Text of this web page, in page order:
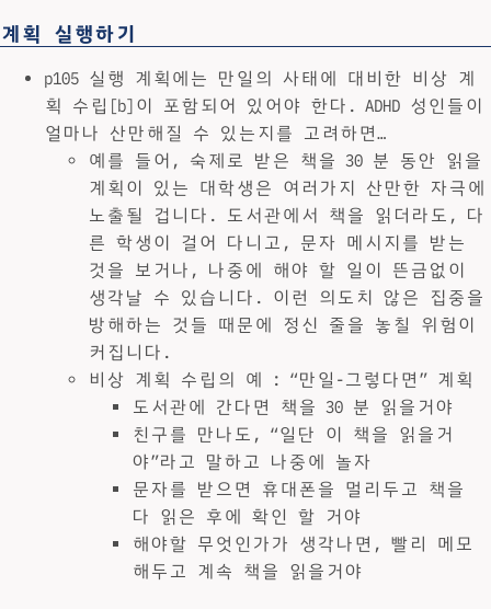
계획 실행하기
p105 실행 계획에는 만일의 사태에 대비한 비상 계
획 수립[b]이 포함되어 있어야 한다. ADHD 성인들이
얼마나 산만해질 수 있는지를 고려하면…
예를 들어, 숙제로 받은 책을 30 분 동안 읽을
계획이 있는 대학생은 여러가지 산만한 자극에
노출될 겁니다. 도서관에서 책을 읽더라도, 다
른 학생이 걸어 다니고, 문자 메시지를 받는
것을 보거나, 나중에 해야 할 일이 뜬금없이
생각날 수 있습니다. 이런 의도치 않은 집중을
방해하는 것들 때문에 정신 줄을 놓칠 위험이
커집니다.
비상 계획 수립의 예 : “만일-그렇다면” 계획
도서관에 간다면 책을 30 분 읽을거야
친구를 만나도, “일단 이 책을 읽을거
야”라고 말하고 나중에 놀자
문자를 받으면 휴대폰을 멀리두고 책을
다 읽은 후에 확인 할 거야
해야할 무엇인가가 생각나면, 빨리 메모
해두고 계속 책을 읽을거야